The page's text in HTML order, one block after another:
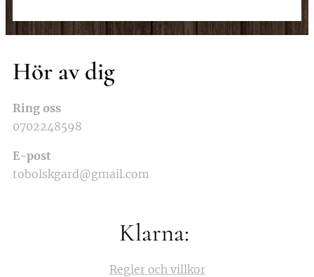
Hör av dig
Ring oss
0702248598
E-post
tobolskgard@gmail.com
Klarna:
Regler och villkor